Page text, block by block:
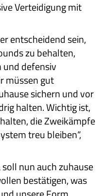
Verteidigung mit
entscheidend sein,
zu behalten,
defensiv
müssen gut
sichern und vor
halten. Wichtig ist,
die Zweikämpfe
treu bleiben“,
nun auch zuhause
bestätigen, was